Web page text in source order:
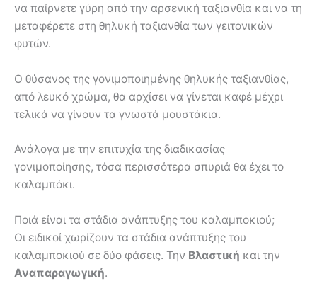
να παίρνετε γύρη από την αρσενική ταξιανθία και να τη
μεταφέρετε στη θηλυκή ταξιανθία των γειτονικών
φυτών.
Ο θύσανος της γονιμοποιημένης θηλυκής ταξιανθίας,
από λευκό χρώμα, θα αρχίσει να γίνεται καφέ μέχρι
τελικά να γίνουν τα γνωστά μουστάκια.
Ανάλογα με την επιτυχία της διαδικασίας
γονιμοποίησης, τόσα περισσότερα σπυριά θα έχει το
καλαμπόκι.
Ποιά είναι τα στάδια ανάπτυξης του καλαμποκιού;
Οι ειδικοί χωρίζουν τα στάδια ανάπτυξης του
καλαμποκιού σε δύο φάσεις. Την Βλαστική και την
Αναπαραγωγική.